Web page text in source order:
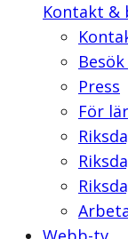
Kontakt &
Press
För